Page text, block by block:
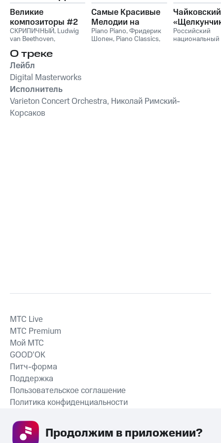
Великие
композиторы #2
СКРИПИЧНЫЙ, Ludwig
van Beethoven,
Франц Шуберт
String Orchestra
Антонио Вивальди
Самые Красивые
Мелодии на
Пианино
Piano Piano,Фридерик
Шопен, Piano Classics,
Чайковский
Российский
национальный
О треке
Лейбл
Digital Masterworks
Исполнитель
Varieton Concert Orchestra, Николай Римский-
Корсаков
СКАЧАТЬ ПРИЛОЖЕНИЕ
MTС Live
MTС Premium
Мой МТС
GOOD’OK
Питч-форма
Поддержка
Пользовательское соглашение
Политика конфиденциальности